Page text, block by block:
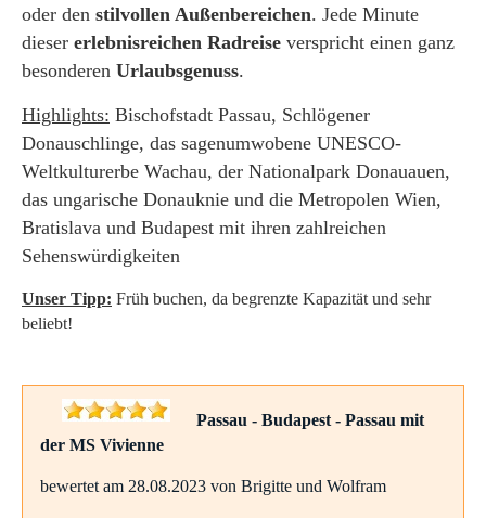
oder den stilvollen Außenbereichen. Jede Minute
dieser erlebnisreichen Radreise verspricht einen ganz
besonderen Urlaubsgenuss.
Highlights: Bischofstadt Passau, Schlögener
Donauschlinge, das sagenumwobene UNESCO-
Weltkulturerbe Wachau, der Nationalpark Donauauen,
das ungarische Donauknie und die Metropolen Wien,
Bratislava und Budapest mit ihren zahlreichen
Sehenswürdigkeiten
Unser Tipp: Früh buchen, da begrenzte Kapazität und sehr
beliebt!
Passau - Budapest - Passau mit
der MS Vivienne
bewertet am 28.08.2023 von Brigitte und Wolfram